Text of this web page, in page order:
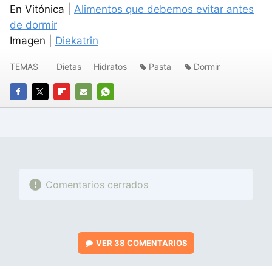
En Vitónica | Alimentos que debemos evitar antes
de dormir
Imagen | Diekatrin
FACEBOOK
TWITTERFLIPBOARD
E-
WHATSAPP
TEMAS Dietas Hidratos Pasta Dormir
Comentarios cerrados
VER38 COMENTARIOS